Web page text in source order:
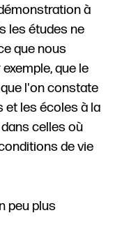
à
les études ne
que nous
que le
l'on constate
et les écoles à la
celles où
de vie
peu plus